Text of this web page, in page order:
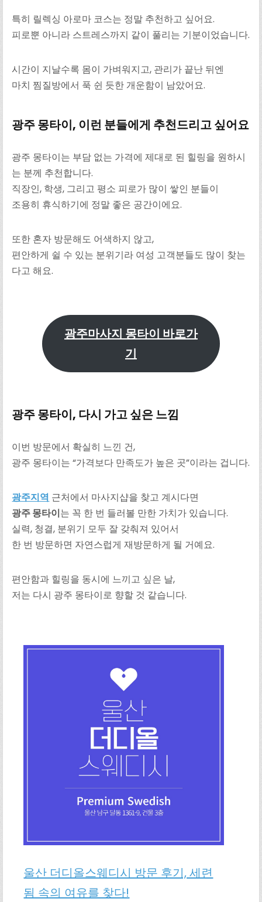
특히 릴렉싱 아로마 코스는 정말 추천하고 싶어요.
피로뿐 아니라 스트레스까지 같이 풀리는 기분이었습니다.
시간이 지날수록 몸이 가벼워지고, 관리가 끝난 뒤엔
마치 찜질방에서 푹 쉰 듯한 개운함이 남았어요.
광주 몽타이, 이런 분들에게 추천드리고 싶어요
광주 몽타이는 부담 없는 가격에 제대로 된 힐링을 원하시
는 분께 추천합니다.
직장인, 학생, 그리고 평소 피로가 많이 쌓인 분들이
조용히 휴식하기에 정말 좋은 공간이에요.
또한 혼자 방문해도 어색하지 않고,
편안하게 쉴 수 있는 분위기라 여성 고객분들도 많이 찾는
다고 해요.
광주마사지 몽타이 바로가
기
광주 몽타이, 다시 가고 싶은 느낌
이번 방문에서 확실히 느낀 건,
광주 몽타이는 “가격보다 만족도가 높은 곳”이라는 겁니다.
광주지역 근처에서 마사지샵을 찾고 계시다면
광주 몽타이는 꼭 한 번 들러볼 만한 가치가 있습니다.
실력, 청결, 분위기 모두 잘 갖춰져 있어서
한 번 방문하면 자연스럽게 재방문하게 될 거예요.
편안함과 힐링을 동시에 느끼고 싶은 날,
저는 다시 광주 몽타이로 향할 것 같습니다.
울산 더디올스웨디시 방문 후기, 세련
됨 속의 여유를 찾다!